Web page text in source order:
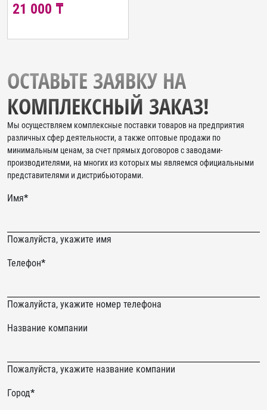
21 000 ₸
ОСТАВЬТЕ ЗАЯВКУ НА
КОМПЛЕКСНЫЙ ЗАКАЗ!
Мы осуществляем комплексные поставки товаров на предприятия
различных сфер деятельности, а также оптовые продажи по
минимальным ценам, за счет прямых договоров с заводами-
производителями, на многих из которых мы являемся официальными
представителями и дистрибьюторами.
Имя*
Пожалуйста, укажите имя
Телефон*
Пожалуйста, укажите номер телефона
email
Never
give
Название компании
Пожалуйста, укажите название компании
Город*